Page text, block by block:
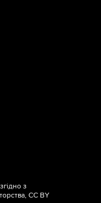
з
CC BY